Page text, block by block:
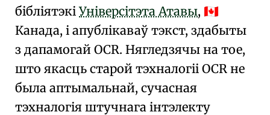
бібліятэкіУніверсітэта Атавы, 🇨🇦
Канада, і апублікаваў тэкст, здабыты
з дапамогай OCR. Нягледзячы на тое,
што якасць старой тэхналогіі OCR не
была аптымальнай, сучасная
тэхналогія штучнага інтэлекту